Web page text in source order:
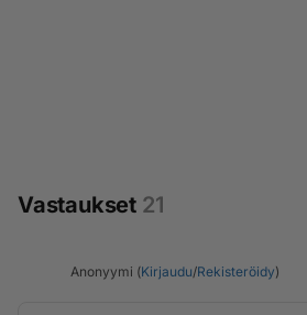
Vastaukset 21
Anonyymi (Kirjaudu/Rekisteröidy)